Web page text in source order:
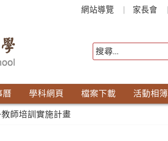
網站導覽 家長會
曆 學科網頁 檔案下載 活動相簿
師培訓實施計畫